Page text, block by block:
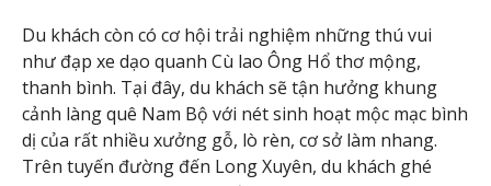
Du khách còn có cơ hội trải nghiệm những thú vui
như đạp xe dạo quanh Cù lao Ông Hổ thơ mộng,
thanh bình. Tại đây, du khách sẽ tận hưởng khung
cảnh làng quê Nam Bộ với nét sinh hoạt mộc mạc bình
dị của rất nhiều xưởng gỗ, lò rèn, cơ sở làm nhang.
Trên tuyến đường đến Long Xuyên, du khách ghé